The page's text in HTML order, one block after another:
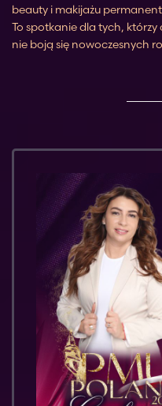
beauty i makijażu
To spotkanie dla tych, którzy
nie boją się nowoczesnych